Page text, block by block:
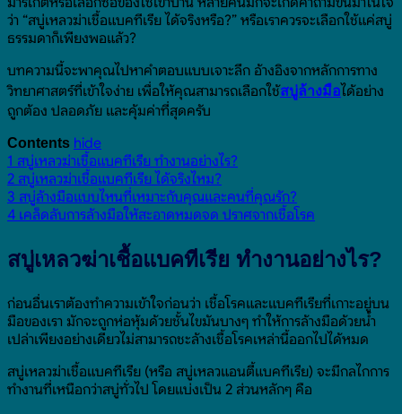
ว่า “สบู่เหลวฆ่าเชื้อแบคทีเรีย ได้จริงหรือ?” หรือเราควรจะเลือกใช้แค่สบู่
ธรรมดาก็เพียงพอแล้ว?
บทความนี้จะพาคุณไปหาคำตอบแบบเจาะลึก อ้างอิงจากหลักการทาง
วิทยาศาสตร์ที่เข้าใจง่าย เพื่อให้คุณสามารถเลือกใช้สบู่ล้างมือได้อย่าง
ถูกต้อง ปลอดภัย และคุ้มค่าที่สุดครับ
Contents hide
1 สบู่เหลวฆ่าเชื้อแบคทีเรีย ทำงานอย่างไร?
2 สบู่เหลวฆ่าเชื้อแบคทีเรีย ได้จริงไหม?
3 สบู่ล้างมือแบบไหนที่เหมาะกับคุณและคนที่คุณรัก?
4 เคล็ดลับการล้างมือให้สะอาดหมดจด ปราศจากเชื้อโรค
สบู่เหลวฆ่าเชื้อแบคทีเรีย ทำงานอย่างไร?
ก่อนอื่นเราต้องทำความเข้าใจก่อนว่า เชื้อโรคและแบคทีเรียที่เกาะอยู่บน
มือของเรา มักจะถูกห่อหุ้มด้วยชั้นไขมันบางๆ ทำให้การล้างมือด้วยน้ำ
เปล่าเพียงอย่างเดียวไม่สามารถชะล้างเชื้อโรคเหล่านี้ออกไปได้หมด
สบู่เหลวฆ่าเชื้อแบคทีเรีย (หรือ สบู่เหลวแอนตี้แบคทีเรีย) จะมีกลไกการ
ทำงานที่เหนือกว่าสบู่ทั่วไป โดยแบ่งเป็น 2 ส่วนหลักๆ คือ